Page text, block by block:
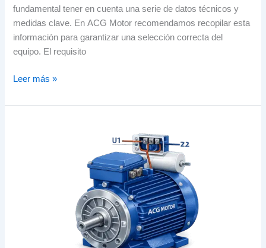
fundamental tener en cuenta una serie de datos técnicos y
medidas clave. En ACG Motor recomendamos recopilar esta
información para garantizar una selección correcta del
equipo. El requisito
Leer más »